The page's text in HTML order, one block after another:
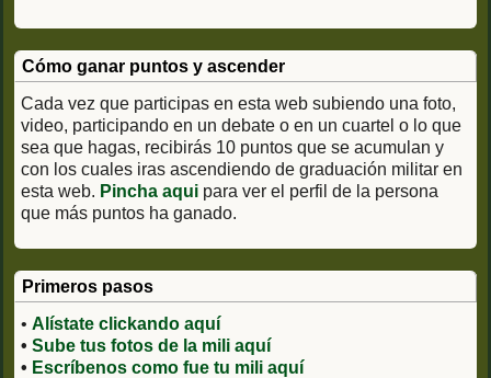
Cómo ganar puntos y ascender
Cada vez que participas en esta web subiendo una foto,
video, participando en un debate o en un cuartel o lo que
sea que hagas, recibirás 10 puntos que se acumulan y
con los cuales iras ascendiendo de graduación militar en
esta web. Pincha aqui para ver el perfil de la persona
que más puntos ha ganado.
Primeros pasos
• Alístate clickando aquí
• Sube tus fotos de la mili aquí
• Escríbenos como fue tu mili aquí